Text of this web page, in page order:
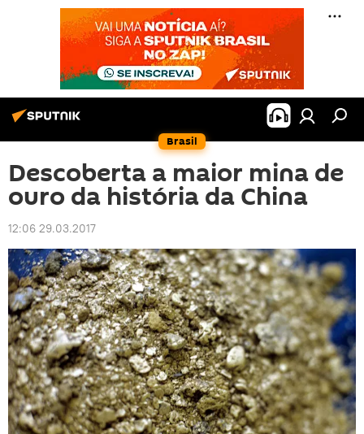
Brasil
Descoberta a maior mina de
ouro da história da China
12:06 29.03.2017